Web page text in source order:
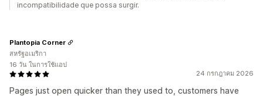
incompatibilidade que possa surgir.
24 กรกฎาคม 2026
Pages just open quicker than they used to, customers have
Plantopia Corner
สหรัฐอเมริกา
16 วัน ในการใช้แอป